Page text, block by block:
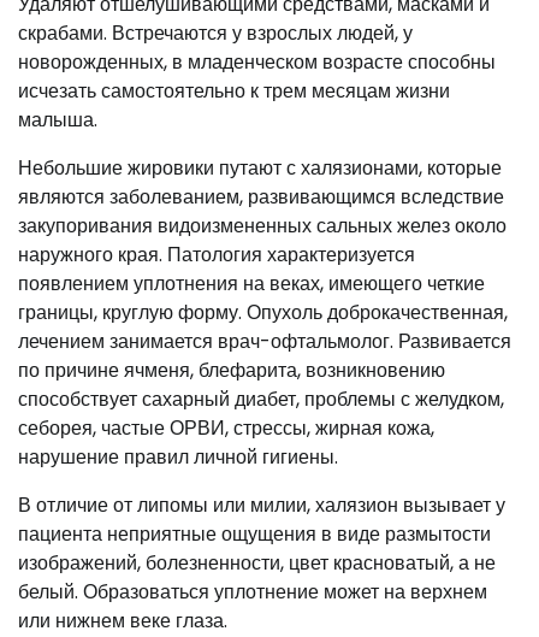
скрабами. Встречаются у взрослых людей, у
новорожденных, в младенческом возрасте способны
исчезать самостоятельно к трем месяцам жизни
малыша.
Небольшие жировики путают с халязионами, которые
являются заболеванием, развивающимся вследствие
закупоривания видоизмененных сальных желез около
наружного края. Патология характеризуется
появлением уплотнения на веках, имеющего четкие
границы, круглую форму. Опухоль доброкачественная,
лечением занимается врач-офтальмолог. Развивается
по причине ячменя, блефарита, возникновению
способствует сахарный диабет, проблемы с желудком,
себорея, частые ОРВИ, стрессы, жирная кожа,
нарушение правил личной гигиены.
В отличие от липомы или милии, халязион вызывает у
пациента неприятные ощущения в виде размытости
изображений, болезненности, цвет красноватый, а не
белый. Образоваться уплотнение может на верхнем
или нижнем веке глаза.